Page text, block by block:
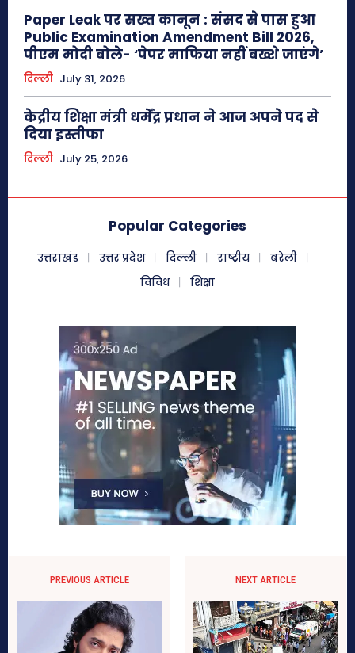
Paper Leak पर सख्त कानून : संसद से पास हुआ
Public Examination Amendment Bill 2026,
पीएम मोदी बोले- ‘पेपर माफिया नहीं बख्शे जाएंगे’
दिल्ली July 31, 2026
केद्रीय शिक्षा मंत्री धर्मेंद्र प्रधान ने आज अपने पद से
दिया इस्तीफा
दिल्ली July 25, 2026
Popular Categories
उत्तराखंड उत्तर प्रदेश दिल्ली राष्ट्रीय
बरेली
विविध
शिक्षा
PREVIOUS ARTICLE NEXT ARTICLE